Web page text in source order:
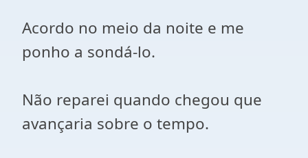
Acordo no meio da noite e me
ponho a sondá-lo.
Não reparei quando chegou que
avançaria sobre o tempo.